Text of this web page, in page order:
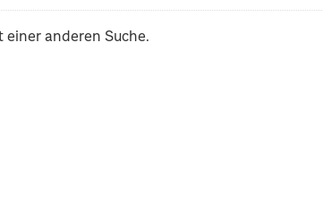
einer anderen Suche.